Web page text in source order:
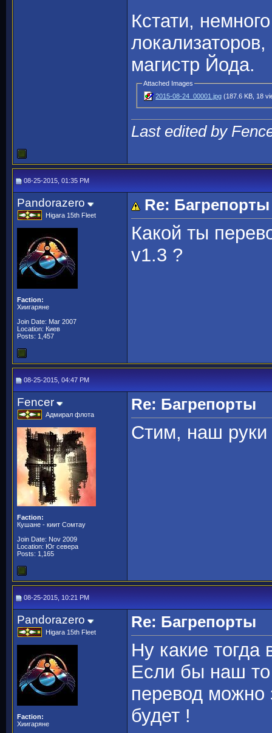
Кстати,
магистр Йода.
Attached Images
2015-08-24_00001.jpg (187.6 KB, 18
Last edited by
08-25-2015, 01:35 PM
Pandorazero
Higara 15th Fleet
Faction:
Хиигаряне
Join Date: Mar 2007
Location: Киев
Posts: 1,457
Re: Багрепорты
Какой ты
v1.3 ?
08-25-2015, 04:47 PM
Fencer
Адмирал флота
Faction:
Кушане - киит Сомтау
Join Date: Nov 2009
Location: Юг севера
Posts: 1,165
Re: Багрепорты
Стим, наш
08-25-2015, 10:21 PM
Pandorazero
Higara 15th Fleet
Faction:
Хиигаряне
Re: Багрепорты
Ну какие
Если бы наш
перевод можно
будет !